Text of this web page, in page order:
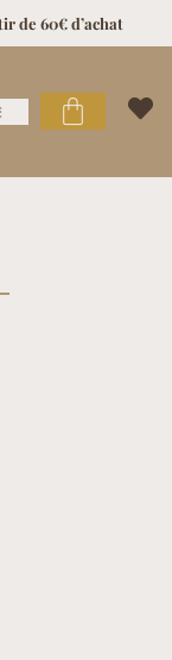
de 60€ d’achat